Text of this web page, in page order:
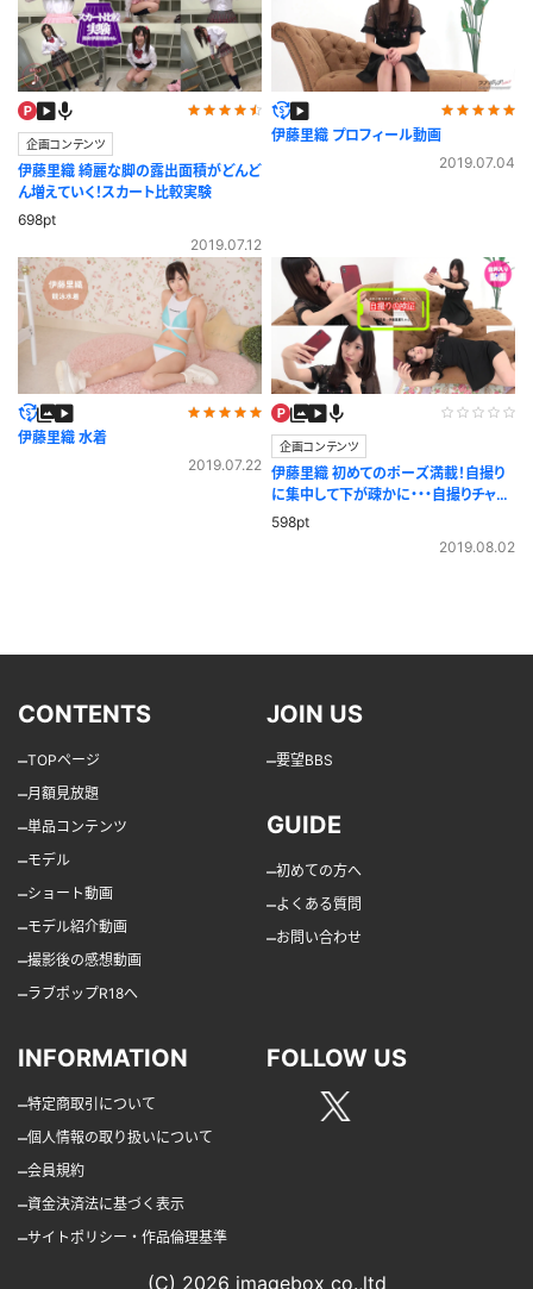
企画コンテンツ
伊藤里織 綺麗な脚の露出面積がどんど
ん増えていく！スカート比較実験
698pt
2019.07.12
伊藤里織 プロフィール動画
2019.07.04
伊藤里織 水着
2019.07.22
企画コンテンツ
伊藤里織 初めてのポーズ満載！自撮り
に集中して下が疎かに・・・自撮りチャレ
ンジ
598pt
2019.08.02
CONTENTS
–TOPページ
–月額見放題
–単品コンテンツ
–モデル
–ショート動画
–モデル紹介動画
–撮影後の感想動画
–ラブポップR18へ
JOIN US
–要望BBS
GUIDE
–初めての方へ
–よくある質問
–お問い合わせ
INFORMATION
–特定商取引について
–個人情報の取り扱いについて
–会員規約
–資金決済法に基づく表示
–サイトポリシー・作品倫理基準
FOLLOW US
(C) 2026 imagebox co.,ltd